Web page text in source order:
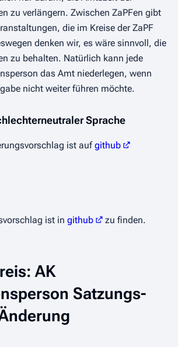
zu verlängern. Zwischen ZaPFen gibt
die im Kreise der ZaPF
denken wir, es wäre sinnvoll, die
zu behalten. Natürlich kann jede
das Amt niederlegen, wenn
nicht weiter führen möchte.
Sprache
ist aufgithub
ist in github zu finden.
AK
Satzungs-